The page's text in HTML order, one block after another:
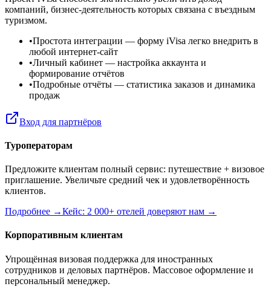
компаний, бизнес-деятельность которых связана с въездным
туризмом.
•Простота интеграции — форму iVisa легко внедрить в
любой интернет-сайт
•Личный кабинет — настройка аккаунта и
формирование отчётов
•Подробные отчёты — статистика заказов и динамика
продаж
Вход для партнёров
Туроператорам
Предложите клиентам полный сервис: путешествие + визовое
приглашение. Увеличьте средний чек и удовлетворённость
клиентов.
Подробнее →Кейс: 2 000+ отелей доверяют нам →
Корпоративным клиентам
Упрощённая визовая поддержка для иностранных
сотрудников и деловых партнёров. Массовое оформление и
персональный менеджер.